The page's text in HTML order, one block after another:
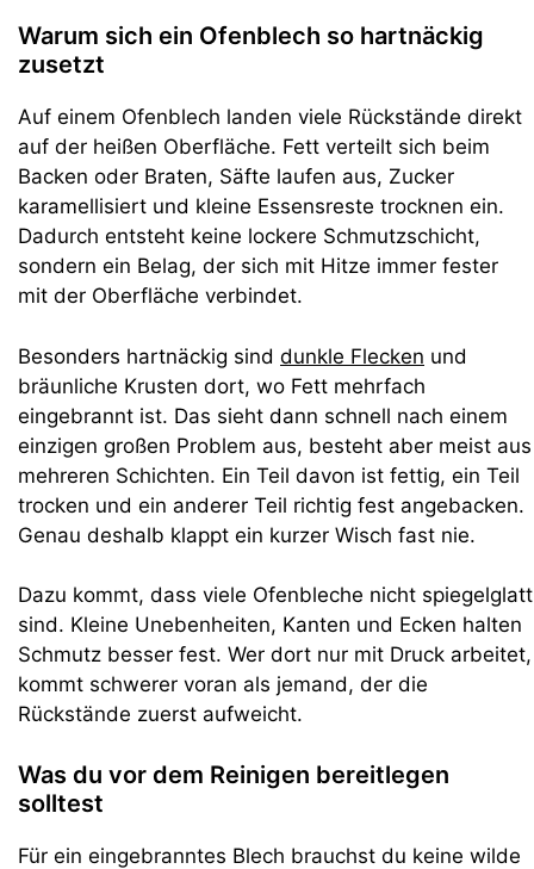
Warum sich ein Ofenblech so hartnäckig
zusetzt
Auf einem Ofenblech landen viele Rückstände direkt
auf der heißen Oberfläche. Fett verteilt sich beim
Backen oder Braten, Säfte laufen aus, Zucker
karamellisiert und kleine Essensreste trocknen ein.
Dadurch entsteht keine lockere Schmutzschicht,
sondern ein Belag, der sich mit Hitze immer fester
mit der Oberfläche verbindet.
Besonders hartnäckig sind dunkle Flecken und
bräunliche Krusten dort, wo Fett mehrfach
eingebrannt ist. Das sieht dann schnell nach einem
einzigen großen Problem aus, besteht aber meist aus
mehreren Schichten. Ein Teil davon ist fettig, ein Teil
trocken und ein anderer Teil richtig fest angebacken.
Genau deshalb klappt ein kurzer Wisch fast nie.
Dazu kommt, dass viele Ofenbleche nicht spiegelglatt
sind. Kleine Unebenheiten, Kanten und Ecken halten
Schmutz besser fest. Wer dort nur mit Druck arbeitet,
kommt schwerer voran als jemand, der die
Rückstände zuerst aufweicht.
Was du vor dem Reinigen bereitlegen
solltest
Für ein eingebranntes Blech brauchst du keine wilde